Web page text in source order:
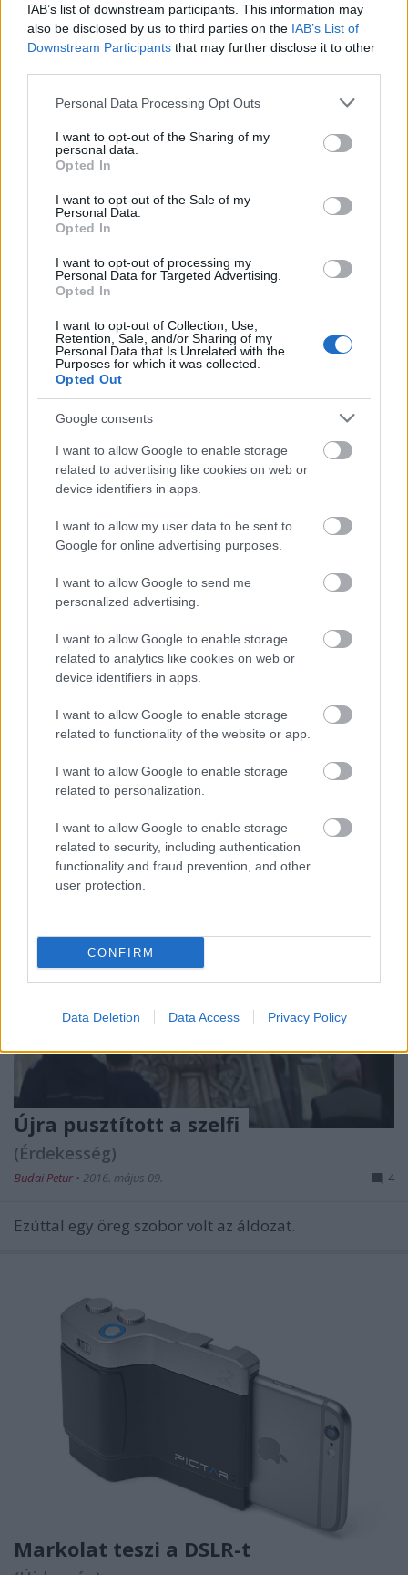
IAB’s list of downstream participants. This information may
also be disclosed by us to third parties on the IAB’s List of
Downstream Participants that may further disclose it to other
Please note that this website/app uses one or more Google
not limited to your visit or usage behaviour. You may click to
grant or deny consent to Google and its third-party tags to
use your data for below specified purposes in below Google
consent section.
Personal Data Processing Opt Outs
I want to opt-out of the Sharing of my
personal data.
Opted In
I want to opt-out of the Sale of my
Personal Data.
Opted In
I want to opt-out of processing my
Personal Data for Targeted Advertising.
Opted In
I want to opt-out of Collection, Use,
Retention, Sale, and/or Sharing of my
Personal Data that Is Unrelated with the
Purposes for which it was collected.
Opted Out
Google consents
I want to allow Google to enable storage
related to advertising like cookies on web or
device identifiers in apps.
I want to allow my user data to be sent to
Google for online advertising purposes.
I want to allow Google to send me
personalized advertising.
I want to allow Google to enable storage
related to analytics like cookies on web or
device identifiers in apps.
I want to allow Google to enable storage
related to functionality of the website or app.
I want to allow Google to enable storage
related to personalization.
I want to allow Google to enable storage
related to security, including authentication
functionality and fraud prevention, and other
user protection.
CONFIRM
Data Deletion Data Access Privacy Policy
(Mobil)
Budai Petur•2016. június 15.
csúcsmodellje?
Mindenki irigyelne a full-extrás
szelfibotodért
(Ezt figyeld!)
Budai Petur•2016. május 19.
Mit lehetne még "beletenni"?
Újra pusztított a szelfi
(Érdekesség)
Budai Petur • 2016. május 09. 4
Ezúttal egy öreg szobor volt az áldozat.
Markolat teszi a DSLR-t